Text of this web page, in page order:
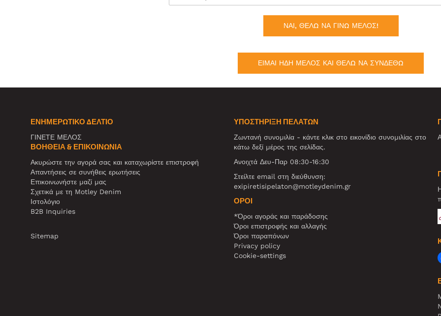
ΝΑΙ, ΘΕΛΩ ΝΑ ΓΙΝΩ ΜΕΛΟΣ!
ΕΙΜΑΙ ΗΔΗ ΜΕΛΟΣ ΚΑΙ ΘΕΛΩ ΝΑ ΣΥΝΔΕΘΩ
ΕΝΗΜΕΡΩΤΙΚΌ ΔΕΛΤΊΟ
ΓΙΝΕΤΕ ΜΕΛΟΣ
ΒΟΉΘΕΙΑ & ΕΠΙΚΟΙΝΩΝΊΑ
Ακυρώστε την αγορά σας και καταχωρίστε επιστροφή
Απαντήσεις σε συνήθεις ερωτήσεις
Επικοινωνήστε μαζί μας
Σχετικά με τη Motley Denim
Ιστολόγιο
B2B Inquiries
Sitemap
ΥΠΟΣΤΗΡΙΞΗ ΠΕΛΑΤΩΝ
Ζωντανή συνομιλία - κάντε κλικ στο εικονίδιο συνομιλίας στο
κάτω δεξί μέρος της σελίδας.
Ανοιχτά Δευ-Παρ 08:30-16:30
Στείλτε email στη διεύθυνση:
exipiretisipelaton@motleydenim.gr
ΌΡΟΙ
*Όροι αγοράς και παράδοσης
Όροι επιστροφής και αλλαγής
Όροι παραπόνων
Privacy policy
Cookie-settings